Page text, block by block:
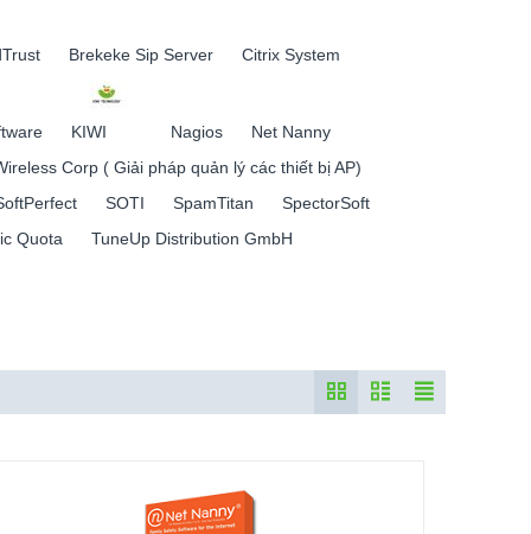
Brekeke Sip Server Citrix System
KIWI Nagios
Net Nanny
Corp ( Giải pháp quản lý các thiết bị AP)
SOTI SpamTitan
SpectorSoft
Quota
TuneUp Distribution GmbH